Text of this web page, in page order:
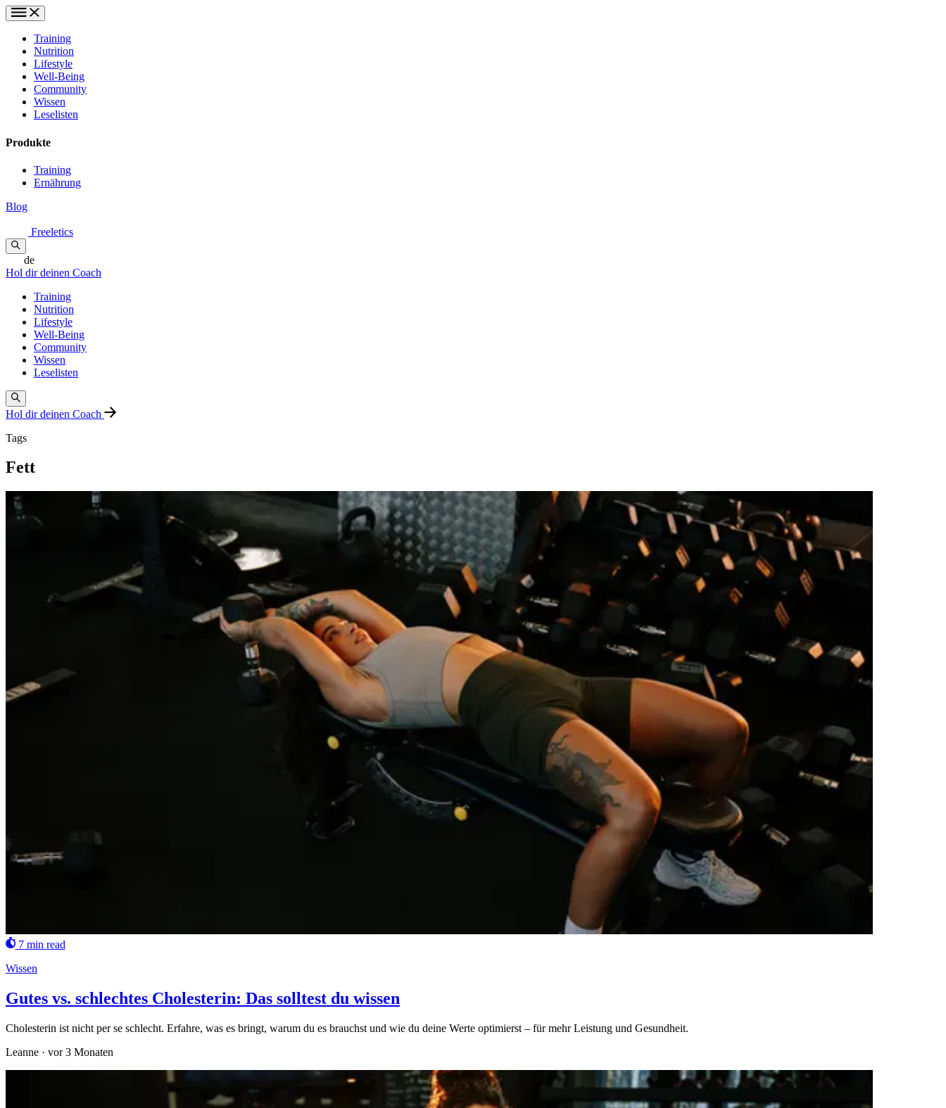
Training
Nutrition
Lifestyle
Well-Being
Community
Wissen
Leselisten
Produkte
Training
Ernährung
Blog
Freeletics
de
Hol dir deinen Coach
Training
Nutrition
Lifestyle
Well-Being
Community
Wissen
Leselisten
Hol dir deinen Coach
Tags
Fett
7 min read
Wissen
Gutes vs. schlechtes Cholesterin: Das solltest du wissen
Cholesterin ist nicht per se schlecht. Erfahre, was es bringt, warum du es brauchst und wie du deine Werte optimierst – für mehr Leistung und Gesundheit.
Leanne · vor 3 Monaten